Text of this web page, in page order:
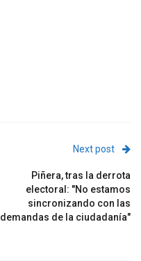
Next post
Piñera, tras la derrota
electoral: "No estamos
sincronizando con las
demandas de la ciudadanía"